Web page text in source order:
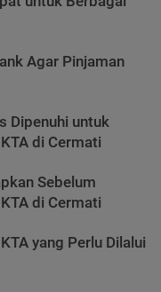
Agar Pinjaman
Dipenuhi untuk
di Cermati
Sebelum
di Cermati
yang Perlu Dilalui